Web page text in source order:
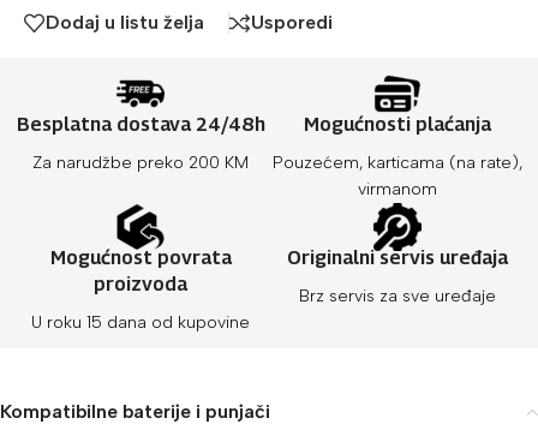
Dodaj u listu želja Usporedi
Besplatna dostava 24/48h
Za narudžbe preko 200 KM
Mogućnosti plaćanja
Pouzećem, karticama (na rate),
virmanom
Mogućnost povrata
proizvoda
U roku 15 dana od kupovine
Originalni servis uređaja
Brz servis za sve uređaje
Kompatibilne baterije i punjači